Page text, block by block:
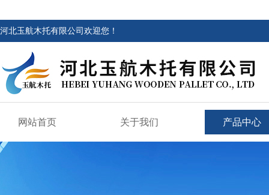
河北玉航木托有限公司欢迎您！
网站首页 关于我们 产品中心